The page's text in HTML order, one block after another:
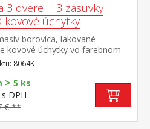
3 dvere + 3 zásuvky
kovové úchytky
borovica, lakované
kovové úchytky vo farebnom
mosadz 3 zásuvky s
pojazdmi, 3 plné dvere, 2 police
nosnosti uvedené v návode na
8064K
> 5 ks
s DPH
€ **